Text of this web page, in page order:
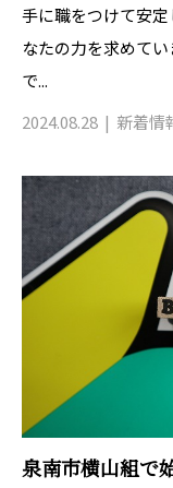
手に職をつけて安
なたの力を求めて
で...
2024.08.28
新着情
泉南市横山組で